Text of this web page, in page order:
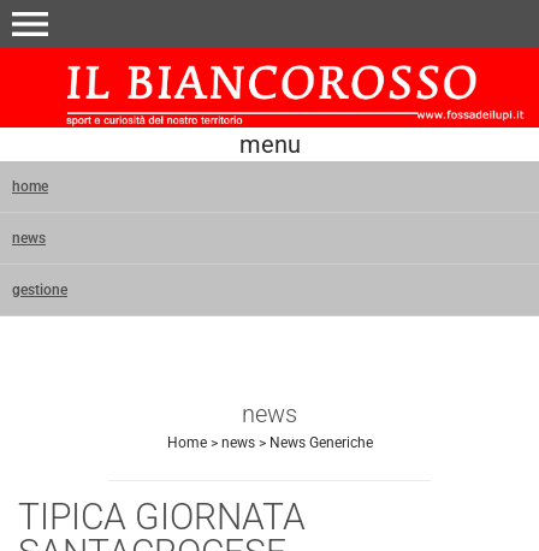
menu
menu
home
news
gestione
news
Home> news> News Generiche
TIPICA GIORNATA